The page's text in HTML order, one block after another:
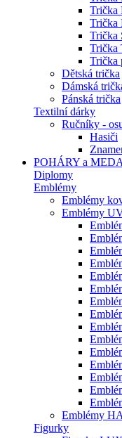
Trička
Dětská trička
Dámská
Pánská trička
Textilní dárky
Ručníky -
Hasiči
POHÁRY a
Diplomy
Emblémy
Emblémy
Emblémy
Emblémy
Figurky